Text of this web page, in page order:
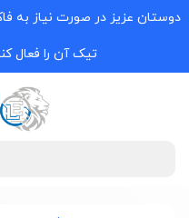
دوستان عزیز در صورت نیاز به
تیک آن را فعال